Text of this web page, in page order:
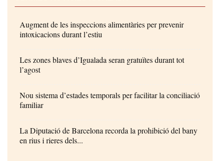
Augment de les inspeccions alimentàries per prevenir
intoxicacions durant l’estiu
Les zones blaves d’Igualada seran gratuïtes durant tot
l’agost
Nou sistema d’estades temporals per facilitar la conciliació
familiar
La Diputació de Barcelona recorda la prohibició del bany
en rius i rieres dels...